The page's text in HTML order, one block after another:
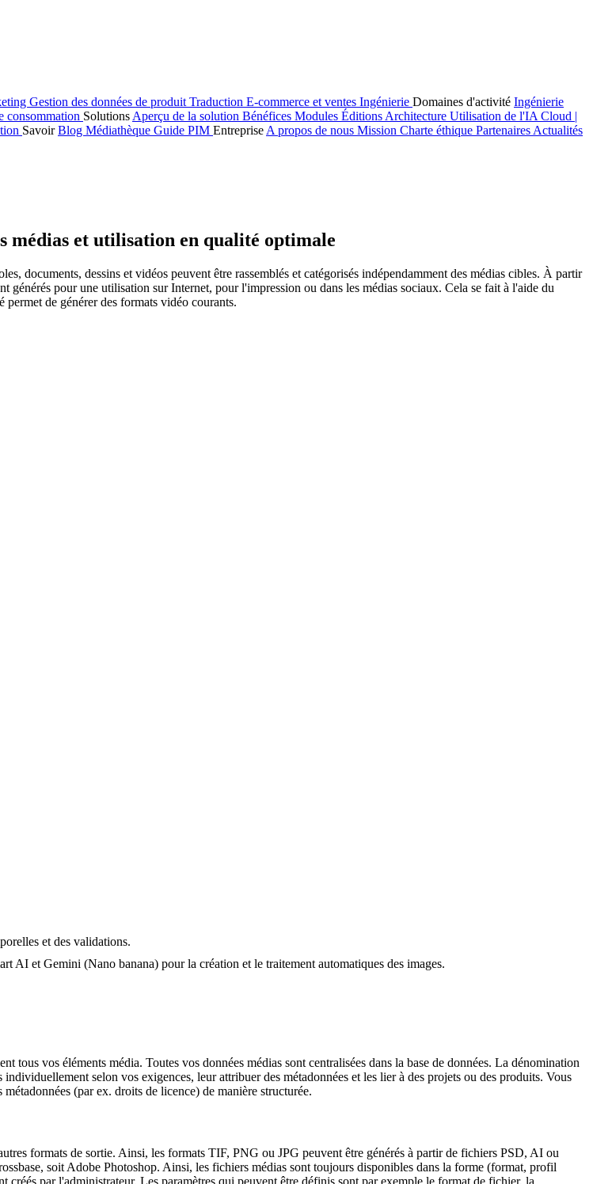
Gestion des données de produit Traduction E-commerce et ventes Ingénierie Domaines d'activité Ingénierie
consommation Solutions Aperçu de la solution Bénéfices Modules Éditions Architecture Utilisation de l'IA Cloud |
SavoirBlog Médiathèque Guide PIM Entreprise A propos de nous Mission Charte éthique Partenaires Actualités
médias et utilisation en qualité optimale
documents, dessins et vidéos peuvent être rassemblés et catégorisés indépendamment des médias cibles. À partir
pour une utilisation sur Internet, pour l'impression ou dans les médias sociaux. Cela se fait à l'aide du
de générer des formats vidéo courants.
et des validations.
AI et Gemini (Nano banana) pour la création et le traitement automatiques des images.
vos éléments média. Toutes vos données médias sont centralisées dans la base de données. La dénomination
selon vos exigences, leur attribuer des métadonnées et les lier à des projets ou des produits. Vous
(par ex. droits de licence) de manière structurée.
formats de sortie. Ainsi, les formats TIF, PNG ou JPG peuvent être générés à partir de fichiers PSD, AI ou
soit Adobe Photoshop. Ainsi, les fichiers médias sont toujours disponibles dans la forme (format, profil
par l'administrateur. Les paramètres qui peuvent être définis sont par exemple le format de fichier, la